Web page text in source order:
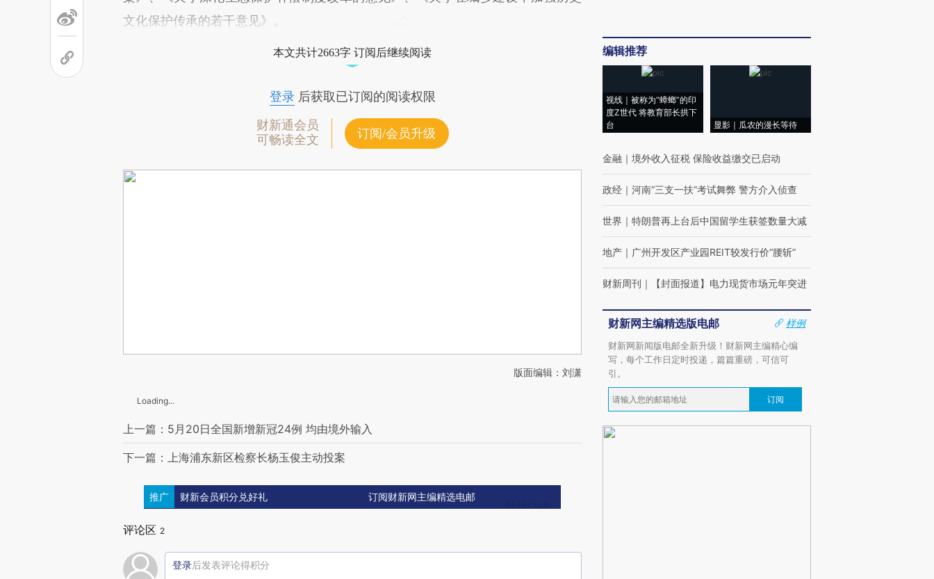
文化保护传承的若干意见》。
本文共计2663字 订阅后继续阅读
登录后获取已订阅的阅读权限
财新通会员
可畅读全文
订阅/会员升级
版面编辑：刘潇
Loading...
上一篇：5月20日全国新增新冠24例 均由境外输入
下一篇：上海浦东新区检察长杨玉俊主动投案
推广 财新会员积分兑好礼 订阅财新网主编精选电邮
评论区 2
登录后发表评论得积分
编辑推荐
视线｜被称为“蟑螂”的印
度Z世代 将教育部长拱下
台
显影｜瓜农的漫长等待
金融 ｜ 境外收入征税 保险收益缴交已启动
政经 ｜ 河南“三支一扶”考试舞弊 警方介入侦查
世界 ｜ 特朗普再上台后中国留学生获签数量大减
地产 ｜ 广州开发区产业园REIT较发行价“腰斩”
财新周刊 ｜ 【封面报道】电力现货市场元年突进
财新网主编精选版电邮
样例
财新网新闻版电邮全新升级！财新网主编精心编
写，每个工作日定时投递，篇篇重磅，可信可
引。
订阅